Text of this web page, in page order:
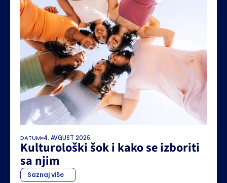
DATUM 4. AVGUST 2025.
Kulturološki šok i kako se izboriti
sa njim
Saznaj više